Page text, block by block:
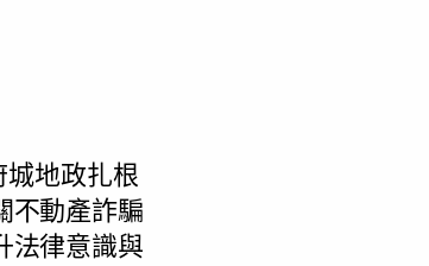
地政扎根
不動產詐騙
法律意識與